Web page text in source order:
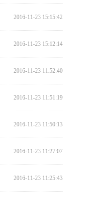
2016-11-23 15:15:42
2016-11-23 15:12:14
2016-11-23 11:52:40
2016-11-23 11:51:19
2016-11-23 11:50:13
2016-11-23 11:27:07
2016-11-23 11:25:43